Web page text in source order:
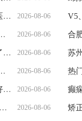
2026-08-06 V5、
2026-08-06 合肥
2026-08-06 苏州
2026-08-06 热门榜单
2026-08-06 癫痫患
2026-08-06 矫正